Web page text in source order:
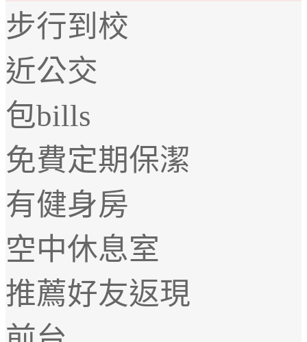
步行到校
近公交
包bills
免費定期保潔
有健身房
空中休息室
推薦好友返現